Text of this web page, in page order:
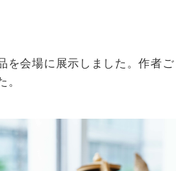
を会場に展示しました。作者ご